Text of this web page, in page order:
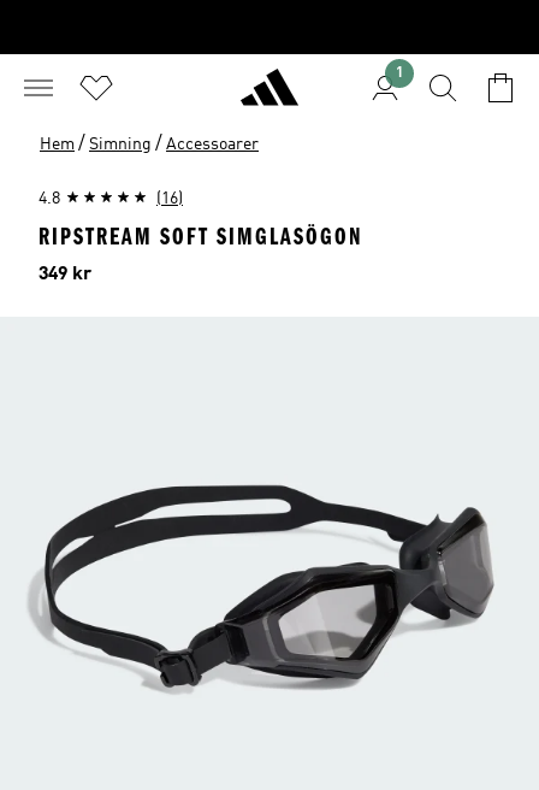
1
Hem / Simning / Accessoarer
4.8 (16)
RIPSTREAM SOFT SIMGLASÖGON
Pris
349 kr